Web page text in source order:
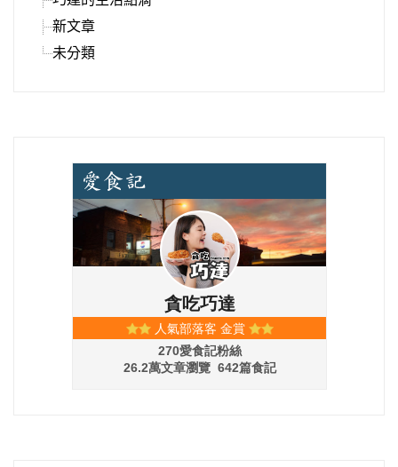
新文章
未分類